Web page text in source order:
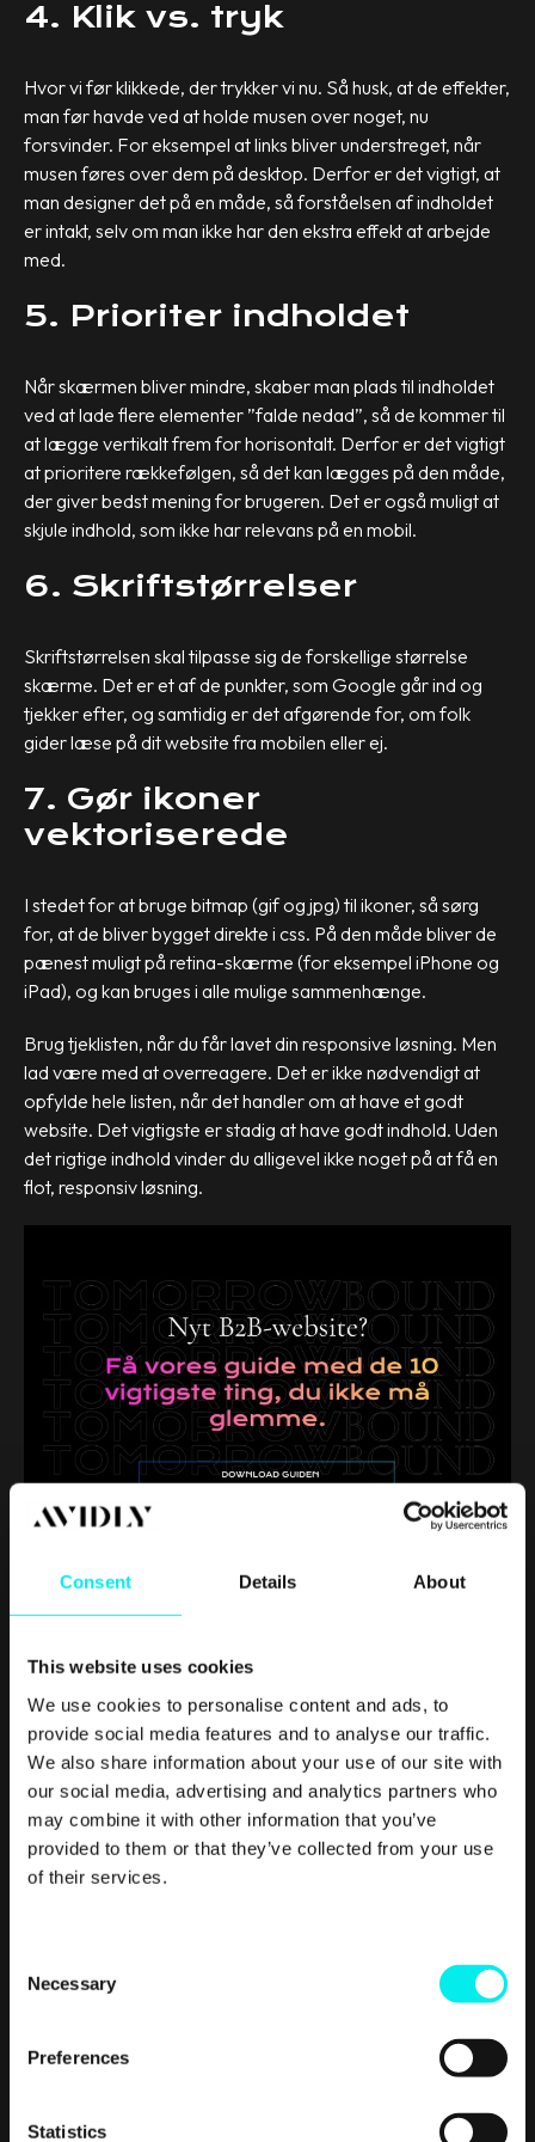
Consent Details About
This website uses cookies
We use cookies to personalise content and ads, to
provide social media features and to analyse our traffic.
We also share information about your use of our site with
our social media, advertising and analytics partners who
may combine it with other information that you’ve
provided to them or that they’ve collected from your use
of their services.
Necessary
Preferences
Statistics
4. Klik vs. tryk
Hvor vi før klikkede, der trykker vi nu. Så husk, at de effekter,
man før havde ved at holde musen over noget, nu
forsvinder. For eksempel at links bliver understreget, når
musen føres over dem på desktop. Derfor er det vigtigt, at
man designer det på en måde, så forståelsen af indholdet
er intakt, selv om man ikke har den ekstra effekt at arbejde
med.
5. Prioriter indholdet
Når skærmen bliver mindre, skaber man plads til indholdet
ved at lade flere elementer ”falde nedad”, så de kommer til
at lægge vertikalt frem for horisontalt. Derfor er det vigtigt
at prioritere rækkefølgen, så det kan lægges på den måde,
der giver bedst mening for brugeren. Det er også muligt at
skjule indhold, som ikke har relevans på en mobil.
6. Skriftstørrelser
Skriftstørrelsen skal tilpasse sig de forskellige størrelse
skærme. Det er et af de punkter, som Google går ind og
tjekker efter, og samtidig er det afgørende for, om folk
gider læse på dit website fra mobilen eller ej.
7. Gør ikoner
vektoriserede
I stedet for at bruge bitmap (gif og jpg) til ikoner, så sørg
for, at de bliver bygget direkte i css. På den måde bliver de
pænest muligt på retina-skærme (for eksempel iPhone og
iPad), og kan bruges i alle mulige sammenhænge.
Brug tjeklisten, når du får lavet din responsive løsning. Men
lad være med at overreagere. Det er ikke nødvendigt at
opfylde hele listen, når det handler om at have et godt
website. Det vigtigste er stadig at have godt indhold. Uden
det rigtige indhold vinder du alligevel ikke noget på at få en
flot, responsiv løsning.
Real Growth. Real
Impact.